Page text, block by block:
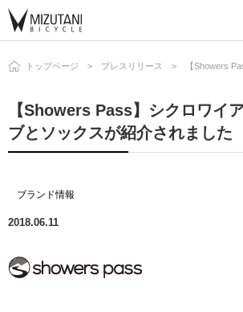
トップページ プレスリリース 【Showers
【Showers Pass】シクロワイ
ブとソックスが紹介されました
ブランド情報
2018.06.11